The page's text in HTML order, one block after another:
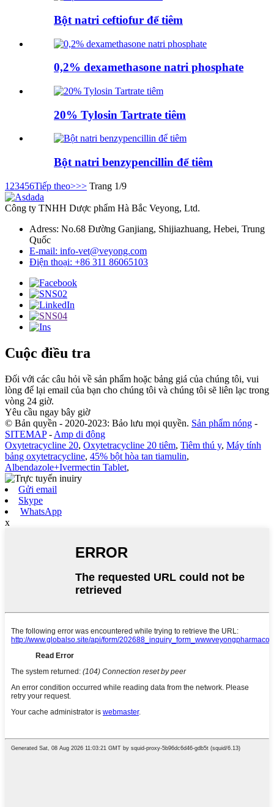
Bột natri ceftiofur để tiêm
0,2% dexamethasone natri phosphate
20% Tylosin Tartrate tiêm
Bột natri benzypencillin để tiêm
1 23456Tiếp theo>>> Trang 1/9
Công ty TNHH Dược phẩm Hà Bắc Veyong, Ltd.
Adress: No.68 Đường Ganjiang, Shijiazhuang, Hebei, Trung
Quốc
E-mail: info-vet@veyong.com
Điện thoại: +86 311 86065103
Cuộc điều tra
Đối với các câu hỏi về sản phẩm hoặc bảng giá của chúng tôi, vui
lòng để lại email của bạn cho chúng tôi và chúng tôi sẽ liên lạc trong
vòng 24 giờ.
Yêu cầu ngay bây giờ
© Bản quyền - 2020-2023: Bảo lưu mọi quyền. Sản phẩm nóng -
SITEMAP- Amp di động
Oxytetracycline 20, Oxytetracycline 20 tiêm, Tiêm thú y, Máy tính
bảng oxytetracycline, 45% bột hòa tan tiamulin,
Albendazole+Ivermectin Tablet,
Gửi email
Skype
WhatsApp
x